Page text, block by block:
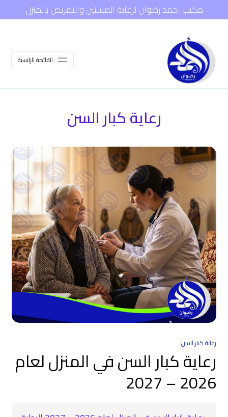
مكتب احمد رضوان لرعاية المسنين والتمريض بالمنزل
القائمة الرئيسية
رعاية كبار السن
رعاية كبار السن
رعاية كبار السن في المنزل لعام
2026 – 2027